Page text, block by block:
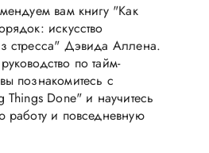
вам книгу "Как
искусство
стресса" Дэвида Аллена.
по тайм-
познакомитесь с
Things Done" и научитесь
работу и повседневную